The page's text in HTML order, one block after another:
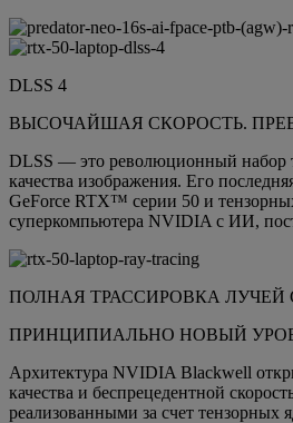
DLSS 4
ВЫСОЧАЙШАЯ СКОРОСТЬ.
DLSS — это революционный набор
качества изображения. Его
GeForce RTX™ серии 50 и
суперкомпьютера NVIDIA с ИИ,
ПОЛНАЯ ТРАССИРОВКА
ПРИНЦИПИАЛЬНО НОВЫЙ
Архитектура NVIDIA Blackwell
качества и беспрецедентной
реализованными за счет тензорных